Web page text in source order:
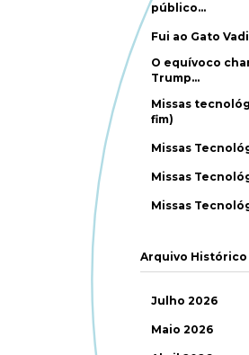
público…
Fui ao Gato
O equívoco
Trump…
Missas
fim)
Missas
Missas
Missas
Arquivo Histórico
Julho 2026
Maio 2026